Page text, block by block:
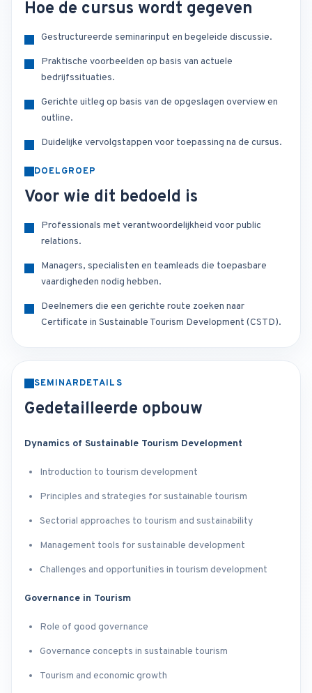
Hoe de cursus wordt gegeven
Gestructureerde seminarinput en begeleide discussie.
Praktische voorbeelden op basis van actuele
bedrijfssituaties.
Gerichte uitleg op basis van de opgeslagen overview en
outline.
Duidelijke vervolgstappen voor toepassing na de cursus.
DOELGROEP
Voor wie dit bedoeld is
Professionals met verantwoordelijkheid voor public
relations.
Managers, specialisten en teamleads die toepasbare
vaardigheden nodig hebben.
Deelnemers die een gerichte route zoeken naar
Certificate in Sustainable Tourism Development (CSTD).
SEMINARDETAILS
Gedetailleerde opbouw
Dynamics of Sustainable Tourism Development
Introduction to tourism development
Principles and strategies for sustainable tourism
Sectorial approaches to tourism and sustainability
Management tools for sustainable development
Challenges and opportunities in tourism development
Governance in Tourism
Role of good governance
Governance concepts in sustainable tourism
Tourism and economic growth